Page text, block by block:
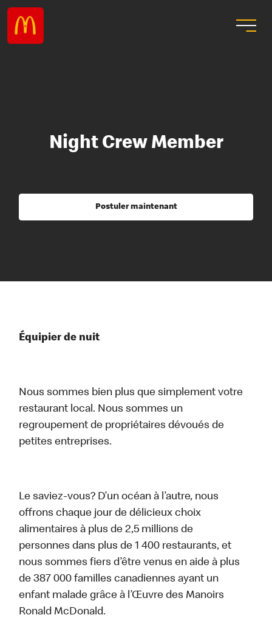
Night Crew Member
Postuler maintenant
Équipier de nuit
Nous sommes bien plus que simplement votre
restaurant local. Nous sommes un
regroupement de propriétaires dévoués de
petites entreprises.
Le saviez-vous? D’un océan à l’autre, nous
offrons chaque jour de délicieux choix
alimentaires à plus de 2,5 millions de
personnes dans plus de 1 400 restaurants, et
nous sommes fiers d’être venus en aide à plus
de 387 000 familles canadiennes ayant un
enfant malade grâce à l’Œuvre des Manoirs
Ronald McDonald.